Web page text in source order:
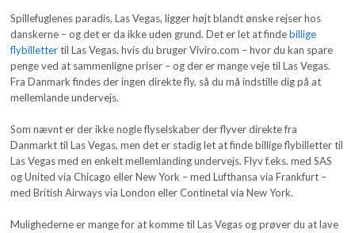
Spillefuglenes paradis, Las Vegas, ligger højt blandt ønske rejser hos
danskerne – og det er da ikke uden grund. Det er let at findebillige
flybillettertil Las Vegas, hvis du bruger Viviro.com – hvor du kan spare
penge ved at sammenligne priser – og der er mange veje til Las Vegas.
Fra Danmark findes der ingen direkte fly, så du må indstille dig på at
mellemlande undervejs.
Som nævnt er der ikke nogle flyselskaber der flyver direkte fra
Danmarkt til Las Vegas, men det er stadig let at finde billige flybilletter til
Las Vegas med en enkelt mellemlanding undervejs. Flyv f.eks. med SAS
og United via Chicago eller New York – med Lufthansa via Frankfurt –
med British Airways via London eller Continetal via New York.
Mulighederne er mange for at komme til Las Vegas og prøver du at lave